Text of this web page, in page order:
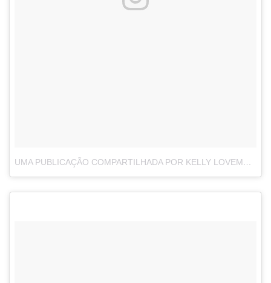
UMA PUBLICAÇÃO COMPARTILHADA POR KELLY LOVEMONSTER (@GIRLWHEREYOUAT)